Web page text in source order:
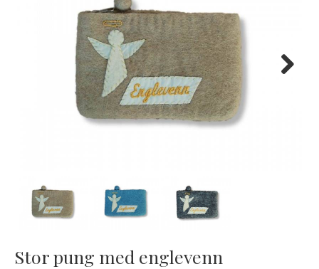
Stor pung med englevenn